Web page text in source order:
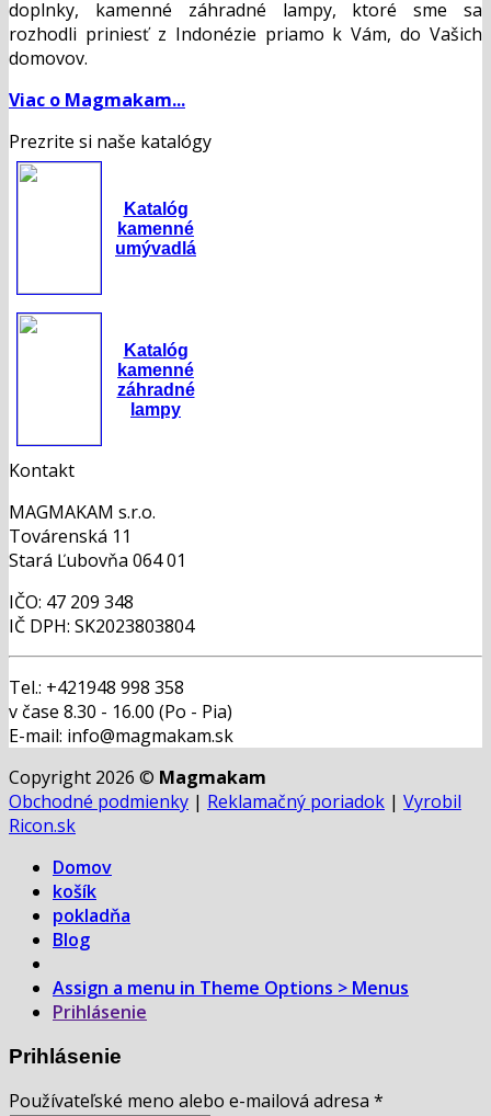
doplnky, kamenné záhradné lampy, ktoré sme sa
rozhodli priniesť z Indonézie priamo k Vám, do Vašich
domovov.
Viac o Magmakam...
Prezrite si naše katalógy
Katalóg
kamenné
umývadlá
Katalóg
kamenné
záhradné
lampy
Kontakt
MAGMAKAM s.r.o.
Továrenská 11
Stará Ľubovňa 064 01
IČO: 47 209 348
IČ DPH: SK2023803804
Tel.: +421948 998 358
v čase 8.30 - 16.00 (Po - Pia)
E-mail: info@magmakam.sk
Copyright 2026 © Magmakam
Obchodné podmienky | Reklamačný poriadok | Vyrobil
Ricon.sk
Domov
košík
pokladňa
Blog
Assign a menu in Theme Options > Menus
Prihlásenie
Prihlásenie
Používateľské meno alebo e-mailová adresa *